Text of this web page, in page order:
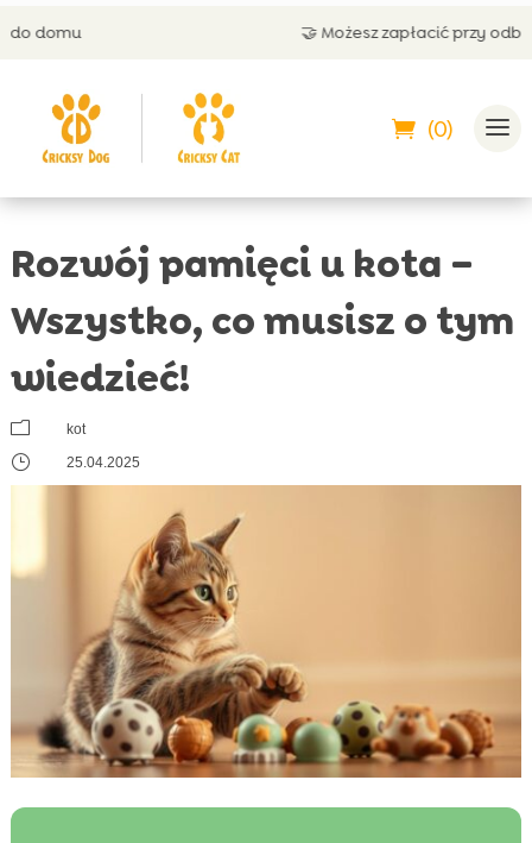
🤝 Możesz zapłacić przy odbiorze
(0)
Rozwój pamięci u kota –
Wszystko, co musisz o tym
wiedzieć!
m kot
} 25.04.2025